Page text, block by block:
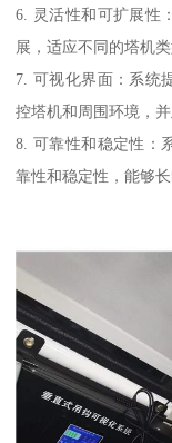
6. 灵活性和可扩展性
展，适应不同的塔机类
7. 可视化界面：系统
控塔机和周围环境，并
8. 可靠性和稳定性：
靠性和稳定性，能够长